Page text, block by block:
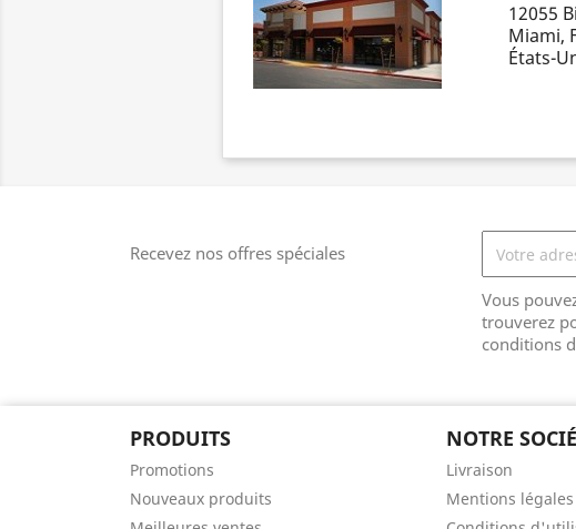
12055
Miami,
États-
Recevez nos offres spéciales
Vous
trouverez
conditions
PRODUITS
Promotions
Nouveaux produits
NOTRE
Livraison
Mentions légales